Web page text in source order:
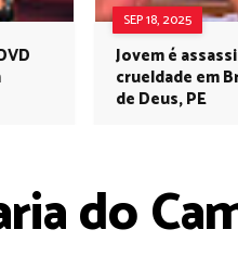
SEP 18, 2025
Jovem é
crueldade em
de Deus, PE
do